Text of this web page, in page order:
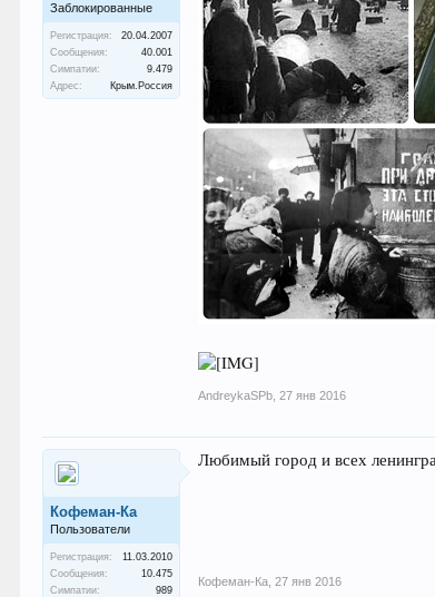
Заблокированные
Регистрация:
20.04.2007
Сообщения:
40.001
Симпатии:
9.479
Адрес:
Крым.Россия
AndreykaSPb 27 янв 2016
Кофеман-Ка
Пользователи
Регистрация:
11.03.2010
Сообщения:
10.475
Симпатии:
989
Любимый город и всех
Кофеман-Ка 27 янв 2016